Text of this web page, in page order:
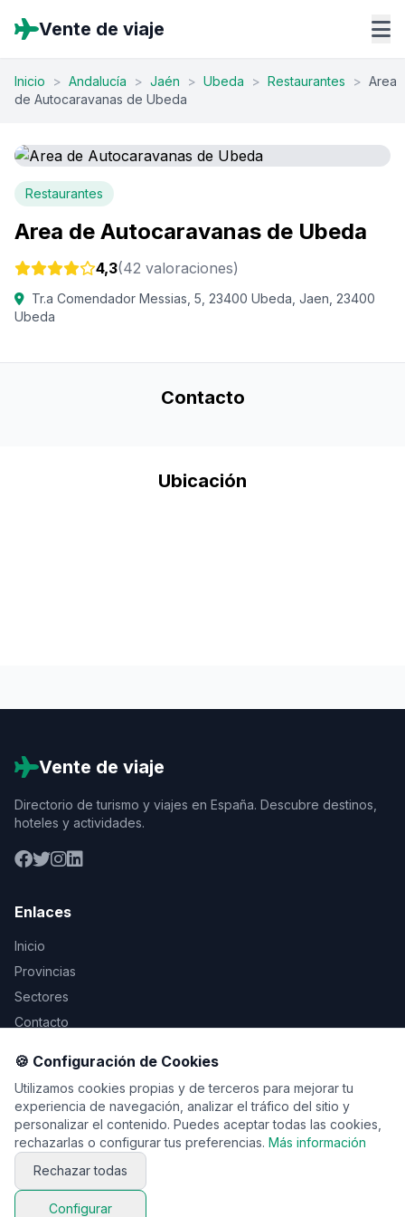
Vente de viaje
Inicio > Andalucía > Jaén > Ubeda > Restaurantes > Area
de Autocaravanas de Ubeda
Restaurantes
Area de Autocaravanas de Ubeda
4,3(42 valoraciones)
Tr.a Comendador Messias, 5, 23400 Ubeda, Jaen, 23400
Ubeda
Contacto
Ubicación
Vente de viaje
Directorio de turismo y viajes en España. Descubre destinos,
hoteles y actividades.
Enlaces
Inicio
Provincias
Sectores
Contacto
Legal
Aviso Legal
Privacidad
Cookies
🍪 Configuración de Cookies
Utilizamos cookies propias y de terceros para mejorar tu
experiencia de navegación, analizar el tráfico del sitio y
personalizar el contenido. Puedes aceptar todas las cookies,
rechazarlas o configurar tus preferencias. Más información
Rechazar todas
Configurar